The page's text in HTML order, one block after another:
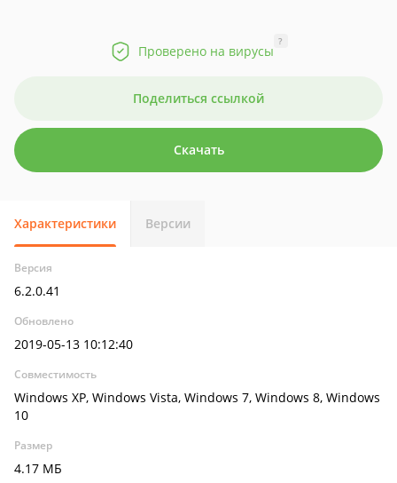
Проверено на вирусы
?
Поделиться ссылкой
Скачать
Характеристики Версии
Версия
6.2.0.41
Обновлено
2019-05-13 10:12:40
Совместимость
Windows XP, Windows Vista, Windows 7, Windows 8, Windows
10
Размер
4.17 МБ